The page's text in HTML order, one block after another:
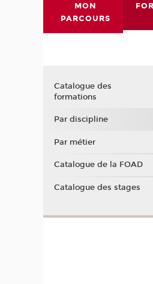
MON
PARCOURS
Catalogue des
formations
Par discipline
Par métier
Catalogue de la FOAD
Catalogue des stages